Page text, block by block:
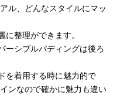
ル、どんなスタイルにマッ
整理ができます。
ーシブルパディングは後ろ
を着用する時に魅力的で
ンなので確かに魅力も違い